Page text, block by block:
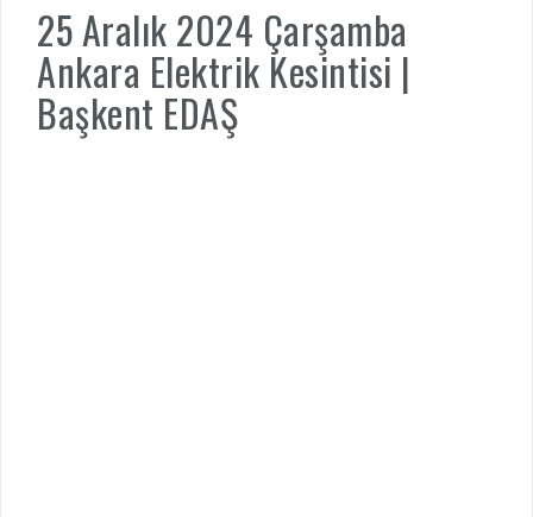
25 Aralık 2024 Çarşamba
Ankara Elektrik Kesintisi |
Başkent EDAŞ